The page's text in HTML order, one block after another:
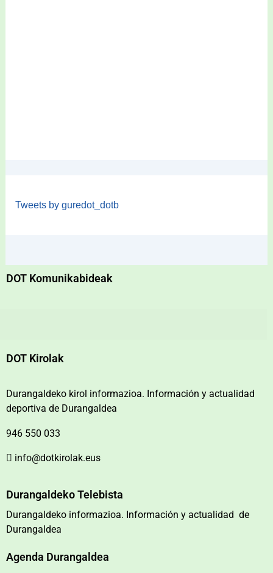
Tweets by guredot_dotb
DOT Komunikabideak
DOT Kirolak
Durangaldeko kirol informazioa. Información y actualidad
deportiva de Durangaldea
946 550 033
info@dotkirolak.eus
Durangaldeko Telebista
Durangaldeko informazioa. Información y actualidad de
Durangaldea
Agenda Durangaldea